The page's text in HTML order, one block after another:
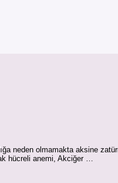
neden olmamakta aksine
hücreli anemi, Akciğer …